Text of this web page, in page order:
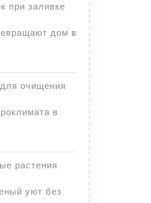
при заливке
дом в
очищения
в
растения
уют без